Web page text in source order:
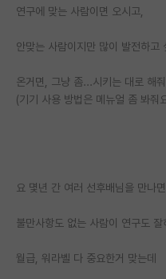
연구에 맞는 사람이면 오시고,
안맞는 사람이지만 많이 발전하고
온거면, 그냥 좀...시키는 대로 해
(기기 사용 방법은 메뉴얼 좀 봐줘
요 몇년 간 여러 선후배님을 만나
불만사항도 없는 사람이 연구도 잘
월급, 워라벨 다 중요한거 맞는데